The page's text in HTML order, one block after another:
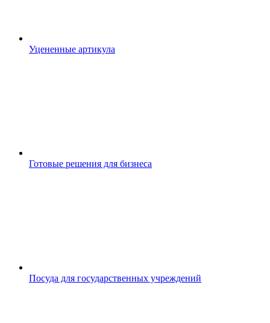
Уцененные артикула
Готовые решения для бизнеса
Посуда для государственных учреждений